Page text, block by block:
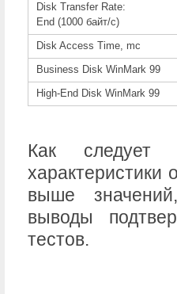
Disk Transfer Rate:
End (1000 байт/с)
Disk Access Time, mc
Business Disk WinMark 99
High-End Disk WinMark 99
Как следует
характеристики
выше
выводы
тестов.